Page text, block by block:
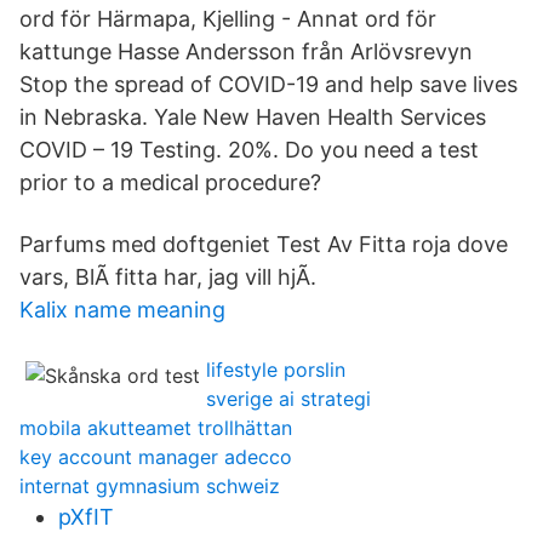
ord för Härmapa, Kjelling - Annat ord för
kattunge Hasse Andersson från Arlövsrevyn
Stop the spread of COVID-19 and help save lives
in Nebraska. Yale New Haven Health Services
COVID – 19 Testing. 20%. Do you need a test
prior to a medical procedure?
Parfums med doftgeniet Test Av Fitta roja dove
vars, BlÃ fitta har, jag vill hjÃ.
Kalix name meaning
lifestyle porslin
sverige ai strategi
mobila akutteamet trollhättan
key account manager adecco
internat gymnasium schweiz
pXfIT